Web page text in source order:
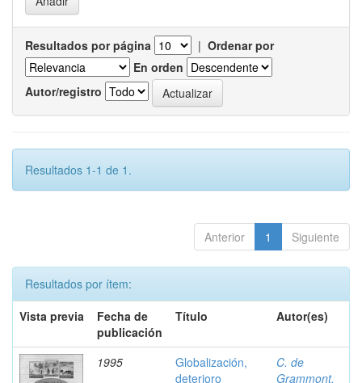
Resultados por página | Ordenar por
En orden
Autor/registro
Resultados 1-1 de 1.
Anterior 1 Siguiente
Resultados por ítem:
Vista previa
Fecha de
publicación
Título Autor(es)
1995
Globalización,
deterioro
C. de
Grammont,